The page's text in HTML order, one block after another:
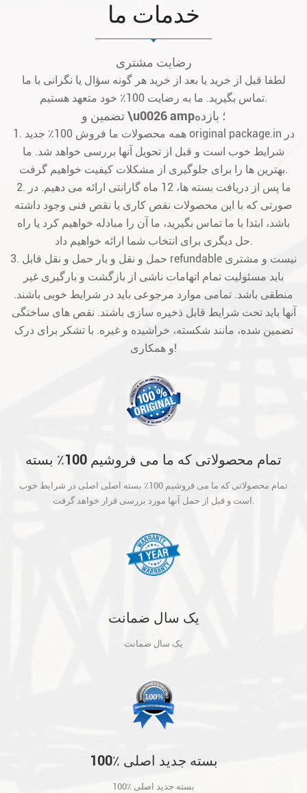
خدمات ما
رضایت مشتری
لطفا قبل از خرید یا بعد از خرید هر گونه سؤال یا نگرانی با ما
تماس بگیرید. ما به رضایت 100٪ خود متعهد هستیم.
تضمین و \u0026 amp؛ بازده
1. همه محصولات ما فروش 100٪ جدید original package.in در
شرایط خوب است و قبل از تحویل آنها بررسی خواهد شد. ما
بهترین ها را برای جلوگیری از مشکلات کیفیت خواهیم گرفت.
2. ما پس از دریافت بسته ها، 12 ماه گارانتی ارائه می دهیم. در
صورتی که با این محصولات نقص کاری یا نقص فنی وجود داشته
باشد، ابتدا با ما تماس بگیرید، ما آن را مبادله خواهیم کرد یا راه
حل دیگری برای انتخاب شما ارائه خواهیم داد.
3. حمل و نقل و بار حمل و نقل قابل refundable نیست و مشتری
باید مسئولیت تمام اتهامات ناشی از بازگشت و بارگیری غیر
منطقی باشد. تمامی موارد مرجوعی باید در شرایط خوبی باشند.
آنها باید تحت شرایط قابل ذخیره سازی باشند. نقص های ساختگی
تضمین شده، مانند شکسته، خراشیده و غیره. با تشکر برای درک
و همکاری!
تمام محصولاتی که ما می فروشیم 100٪ بسته
آنها مورد بررسی قرار خواهد گرفت.
تمام محصولاتی که ما می فروشیم 100٪ بسته اصلی اصلی در شرایط خوب
است و قبل از حمل آنها مورد بررسی قرار خواهد گرفت.
یک سال ضمانت
یک سال ضمانت
100٪ بسته جدید اصلی
100٪ بسته جدید اصلی